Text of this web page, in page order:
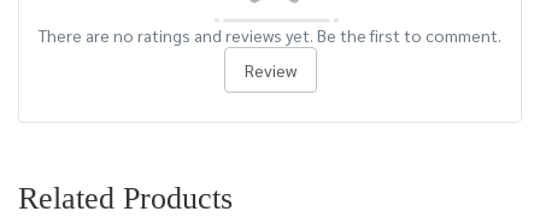
There are no ratings and reviews yet. Be the first to comment.
Review
Related Products